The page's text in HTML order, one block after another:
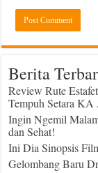
Berita
Review Rute
Tempuh Setara
Ingin Ngemil
dan Sehat!
Ini Dia Sinopsis
Gelombang Baru